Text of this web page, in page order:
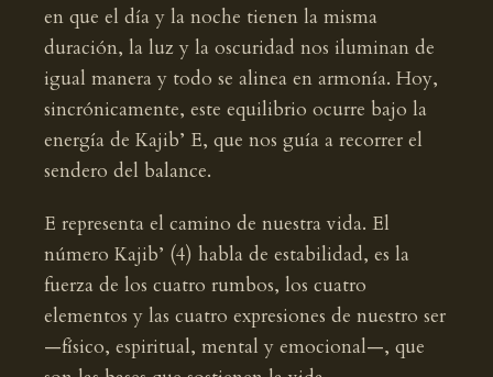
en que el día y la noche tienen la misma
duración, la luz y la oscuridad nos iluminan de
igual manera y todo se alinea en armonía. Hoy,
sincrónicamente, este equilibrio ocurre bajo la
energía de Kajib’ E, que nos guía a recorrer el
sendero del balance.
E representa el camino de nuestra vida. El
número Kajib’ (4) habla de estabilidad, es la
fuerza de los cuatro rumbos, los cuatro
elementos y las cuatro expresiones de nuestro ser
—físico, espiritual, mental y emocional—, que